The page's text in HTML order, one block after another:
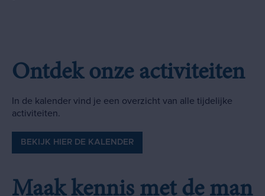
Ontdek onze activiteiten
In de kalender vind je een overzicht van alle tijdelijke
activiteiten.
BEKIJK HIER DE KALENDER
Maak kennis met de man